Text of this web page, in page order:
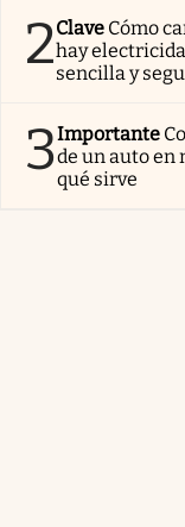
2Clave Cómo
hay
sencilla y
3Importante
de un auto en
qué sirve